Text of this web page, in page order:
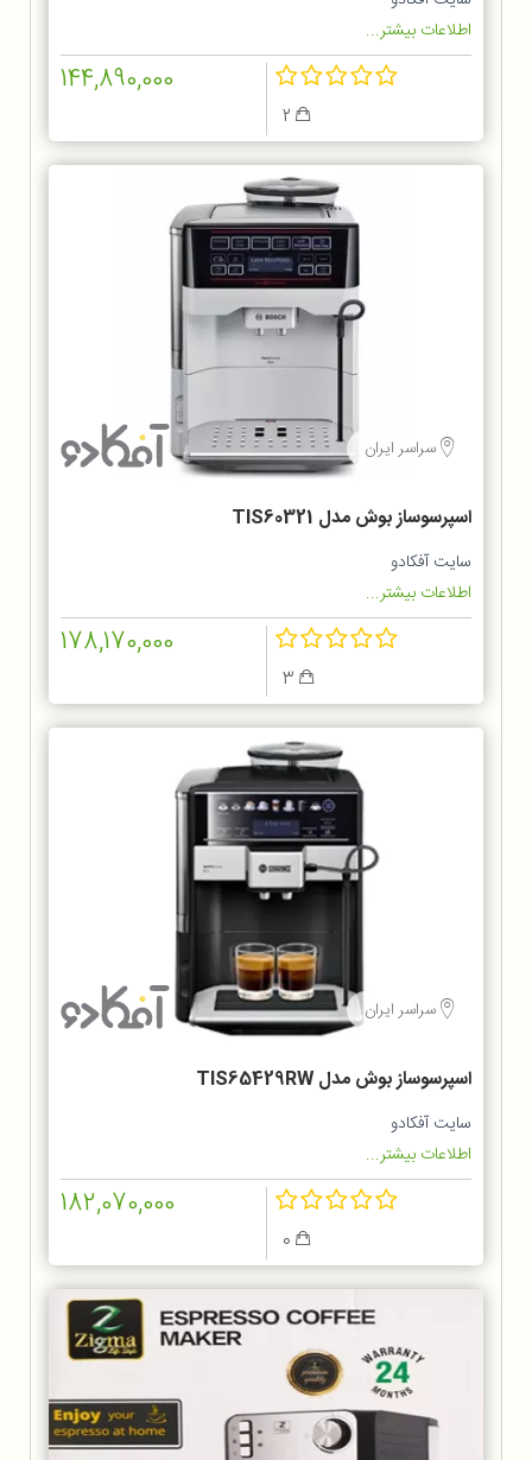
اطلاعات بیشتر...
144,890,000
سراسر ایران
اسپرسوساز بوش مدل TIS60321
سایت آفکادو
اطلاعات بیشتر...
178,170,000
سراسر ایران
اسپرسوساز بوش مدل TIS65429RW
سایت آفکادو
اطلاعات بیشتر...
182,070,000